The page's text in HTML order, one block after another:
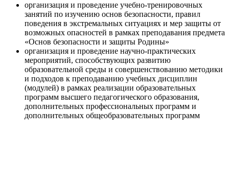
организация и проведение учебно-тренировочных
занятий по изучению основ безопасности, правил
поведения в экстремальных ситуациях и мер защиты от
возможных опасностей в рамках преподавания предмета
«Основ безопасности и защиты Родины»
организация и проведение научно-практических
мероприятий, способствующих развитию
образовательной среды и совершенствованию методики
и подходов к преподаванию учебных дисциплин
(модулей) в рамках реализации образовательных
программ высшего педагогического образования,
дополнительных профессиональных программ и
дополнительных общеобразовательных программ